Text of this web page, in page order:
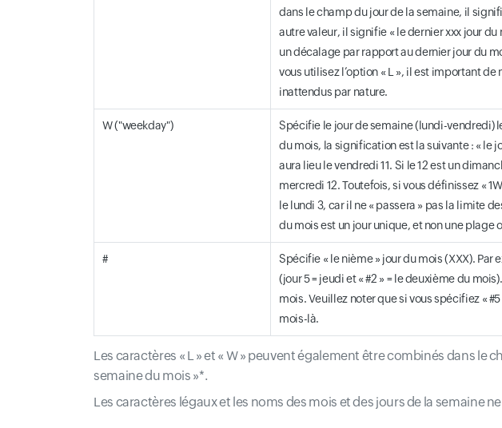
Les caractères « L » et « W » peuvent également être combinés dans le
semaine du mois »*.
Les caractères légaux et les noms des mois et des jours de la semaine
dans le champ du jour de la semaine, il
autre valeur, il signifie « le dernier xxx jour
un décalage par rapport au dernier jour du
vous utilisez l’option « L », il est important
inattendus par nature.
W ("weekday")
Spécifie le jour de semaine (lundi-vendredi)
du mois, la signification est la suivante : « le
aura lieu le vendredi 11. Si le 12 est un
mercredi 12. Toutefois, si vous définissez «
le lundi 3, car il ne « passera » pas la limite
du mois est un jour unique, et non une plage
#
Spécifie « le nième » jour du mois (XXX). Par
(jour 5 = jeudi et « #2 » = le deuxième du
mois. Veuillez noter que si vous spécifiez «
mois-là.